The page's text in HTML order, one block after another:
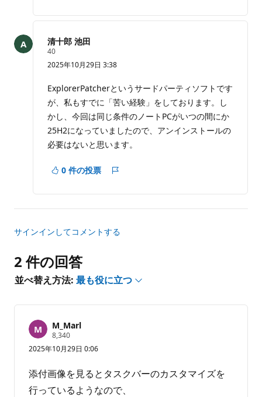
ー
清十郎 池田
40評
の
イ
ン
ト
2025年10月29日 3:38
ExplorerPatcherというサードパーティソフトです
が、私もすでに「苦い経験」をしております。し
かし、今回は同じ条件のノートPCがいつの間にか
25H2になっていましたので、アンインストールの
必要はないと思います。
0 件の投票
ト
サインインしてコメントする
2 件の回答
並べ替え方法: 最も役に立つ
M_Marl
8,340評
の
イ
ン
ト
2025年10月29日 0:06
添付画像を見るとタスクバーのカスタマイズを
行っているようなので、